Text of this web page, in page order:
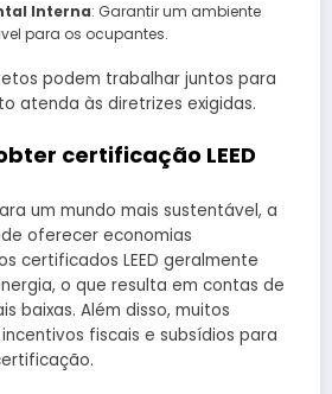
Interna: Garantir um ambiente
para os ocupantes.
podem trabalhar juntos para
atenda às diretrizes exigidas.
certificação LEED
um mundo mais sustentável, a
oferecer economias
certificados LEED geralmente
o que resulta em contas de
baixas. Além disso, muitos
fiscais e subsídios para